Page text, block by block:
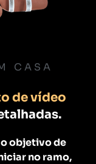
CASA
de vídeo
objetivo de
no ramo,